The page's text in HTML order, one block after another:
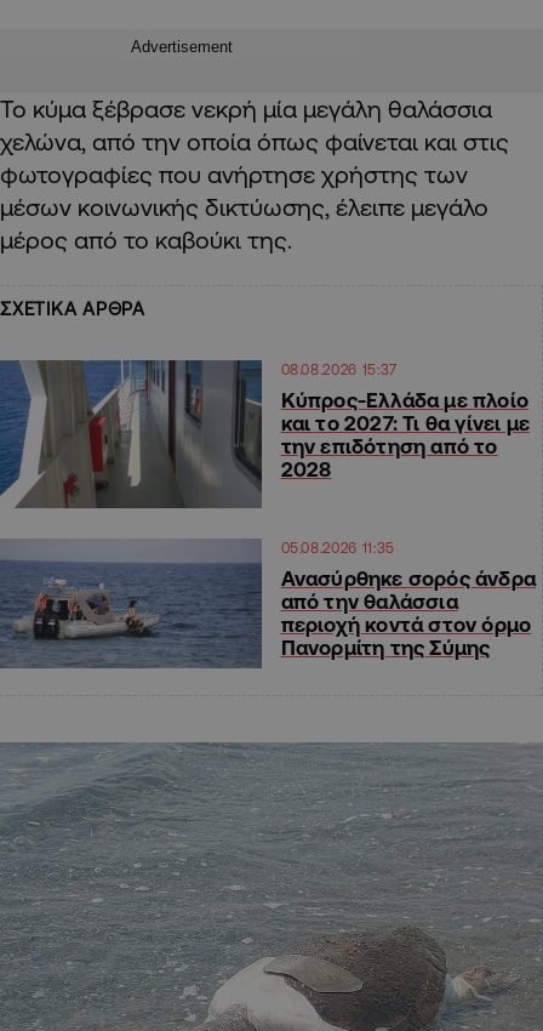
Advertisement
Το κύμα ξέβρασε νεκρή μία μεγάλη θαλάσσια
χελώνα, από την οποία όπως φαίνεται και στις
φωτογραφίες που ανήρτησε χρήστης των
μέσων κοινωνικής δικτύωσης, έλειπε μεγάλο
μέρος από το καβούκι της.
ΣΧΕΤΙΚΑ ΑΡΘΡΑ
08.08.2026 15:37
Κύπρος-Ελλάδα με πλοίο
και το 2027: Τι θα γίνει με
την επιδότηση από το
2028
05.08.2026 11:35
Ανασύρθηκε σορός άνδρα
από την θαλάσσια
περιοχή κοντά στον όρμο
Πανορμίτη της Σύμης